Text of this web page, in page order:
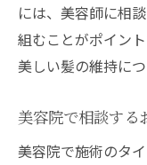
には、美容師に相
組むことがポイン
美しい髪の維持につ
美容院で相談する
美容院で施術のタ